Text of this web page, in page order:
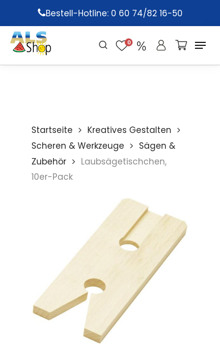
main
content
Bestell-Hotline: 0 60 74/82 16-50
0
Startseite
Kreatives Gestalten
Scheren & Werkzeuge
Sägen &
Zubehör
Laubsägetischchen,
10er-Pack